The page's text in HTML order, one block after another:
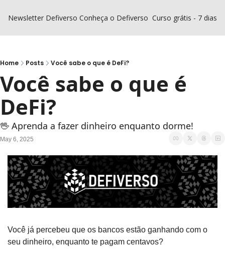
Newsletter Defiverso Conheça o Defiverso Curso grátis - 7 dias
Home Posts Você sabe o que é DeFi?
Você sabe o que é
DeFi?
🖖 Aprenda a fazer dinheiro enquanto dorme!
May 6, 2025
Você já percebeu que os bancos estão ganhando com o
seu dinheiro, enquanto te pagam centavos?